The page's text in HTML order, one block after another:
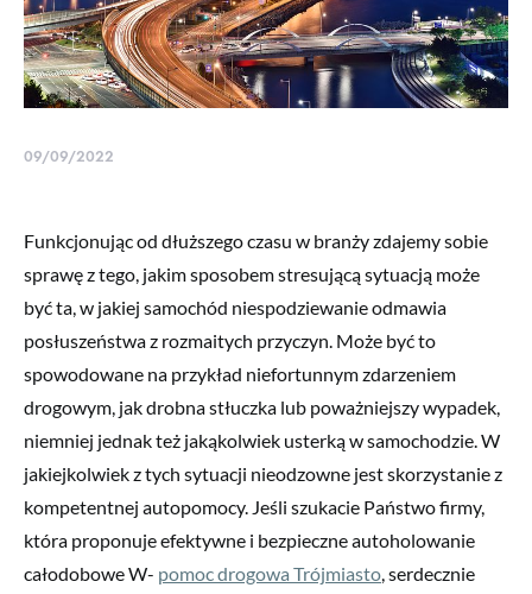
09/09/2022
Funkcjonując od dłuższego czasu w branży zdajemy sobie
sprawę z tego, jakim sposobem stresującą sytuacją może
być ta, w jakiej samochód niespodziewanie odmawia
posłuszeństwa z rozmaitych przyczyn. Może być to
spowodowane na przykład niefortunnym zdarzeniem
drogowym, jak drobna stłuczka lub poważniejszy wypadek,
niemniej jednak też jakąkolwiek usterką w samochodzie. W
jakiejkolwiek z tych sytuacji nieodzowne jest skorzystanie z
kompetentnej autopomocy. Jeśli szukacie Państwo firmy,
która proponuje efektywne i bezpieczne autoholowanie
całodobowe W- pomoc drogowa Trójmiasto, serdecznie